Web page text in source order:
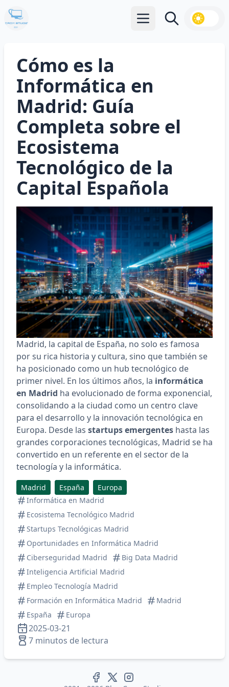
Abrir menú principal
Buscar
Cómo es la
Informática en
Madrid: Guía
Completa sobre el
Ecosistema
Tecnológico de la
Capital Española
Madrid, la capital de España, no solo es famosa
por su rica historia y cultura, sino que también se
ha posicionado como un hub tecnológico de
primer nivel. En los últimos años, la informática
en Madrid ha evolucionado de forma exponencial,
consolidando a la ciudad como un centro clave
para el desarrollo y la innovación tecnológica en
Europa. Desde las startups emergentes hasta las
grandes corporaciones tecnológicas, Madrid se ha
convertido en un referente en el sector de la
tecnología y la informática.
Madrid España
Europa
Informática en Madrid
Ecosistema Tecnológico Madrid
Startups Tecnológicas Madrid
Oportunidades en Informática Madrid
Ciberseguridad Madrid
Big Data Madrid
Inteligencia Artificial Madrid
Empleo Tecnología Madrid
Formación en Informática Madrid
Madrid
España
Europa
2025-03-21
7 minutos de lectura